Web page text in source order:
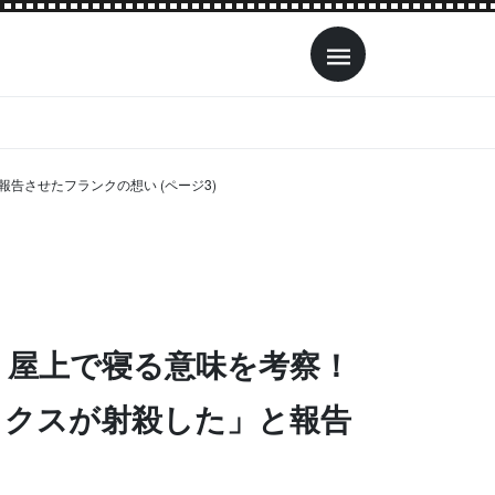
告させたフランクの想い (ページ3)
上で寝る意味を考察！
スが射殺した」と報告